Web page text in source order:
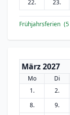
22.
23.
Frühjahrsferien (5
März 2027
Mo Di
1.
2.
8.
9.